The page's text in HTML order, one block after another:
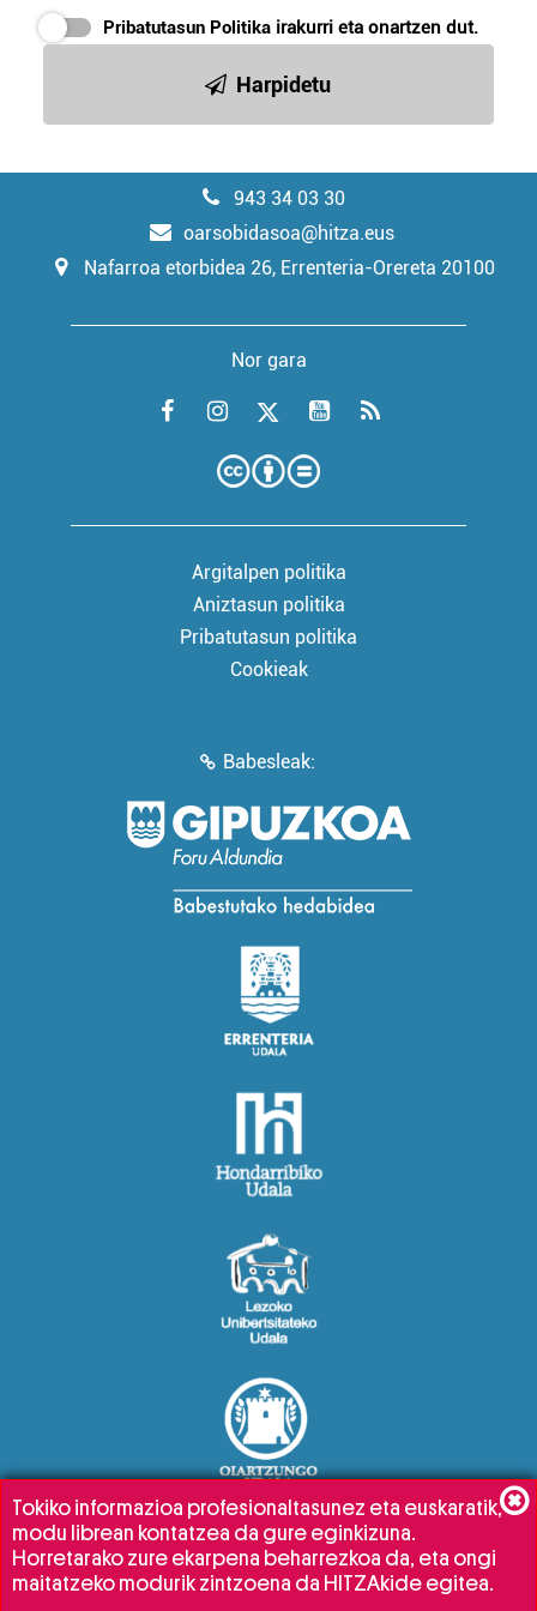
Pribatutasun Politika irakurri eta onartzen dut.
Harpidetu
943 34 03 30
oarsobidasoa@hitza.eus
Nafarroa etorbidea 26, Errenteria-Orereta 20100
Nor gara
Argitalpen politika
Aniztasun politika
Pribatutasun politika
Cookieak
Babesleak:
Tokiko informazioa profesionaltasunez eta euskaratik,
modu librean kontatzea da gure eginkizuna.
Horretarako zure ekarpena beharrezkoa da, eta ongi
maitatzeko modurik zintzoena da HITZAkide egitea.